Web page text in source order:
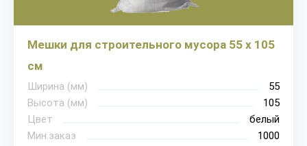
Мешки для строительного мусора 55 х 105
см
Ширина (мм)
55
Высота (мм)
105
Цвет
белый
Мин.заказ
1000